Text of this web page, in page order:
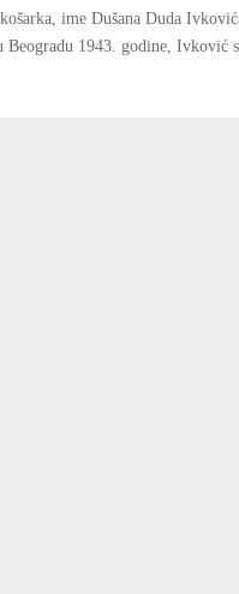
ime Dušana Duda
1943. godine, Ivković